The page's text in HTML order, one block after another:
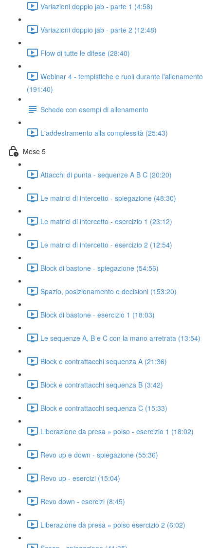
Variazioni doppio jab - parte 1 (4:58)
Variazioni doppio jab - parte 2 (12:48)
Flow di tutte le difese (28:40)
Webinar 4 - tempistiche e ruoli durante l'allenamento
(191:40)
Schede con esempi di allenamento
L'addestramento alla complessità (25:43)
Mese 5
Attacchi di punta - sequenze A B C (20:20)
Le matrici di intercetto - spiegazione (48:30)
Le matrici di intercetto - esercizio 1 (23:12)
Le matrici di intercetto - esercizio 2 (12:54)
Block di bastone - spiegazione (54:56)
Spazio, posizionamento e decisioni (153:20)
Block di bastone - esercizio 1 (18:03)
Le sequenze A, B e C con la mano arretrata (13:54)
Block e contrattacchi sequenza A (21:36)
Block e contrattacchi sequenza B (3:42)
Block e contrattacchi sequenza C (15:33)
Liberazione da presa » polso - esercizio 1 (18:02)
Revo up e down - spiegazione (55:36)
Revo up - esercizi (15:04)
Revo down - esercizi (8:45)
Liberazione da presa » polso esercizio 2 (6:02)